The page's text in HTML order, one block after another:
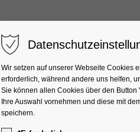
Unterkünfte
Wir setzen auf unserer Webseite Cookies
erforderlich, während andere uns helfen,
Sie können allen Cookies über den Button
Ihre Auswahl vornehmen und diese mit
speichern.